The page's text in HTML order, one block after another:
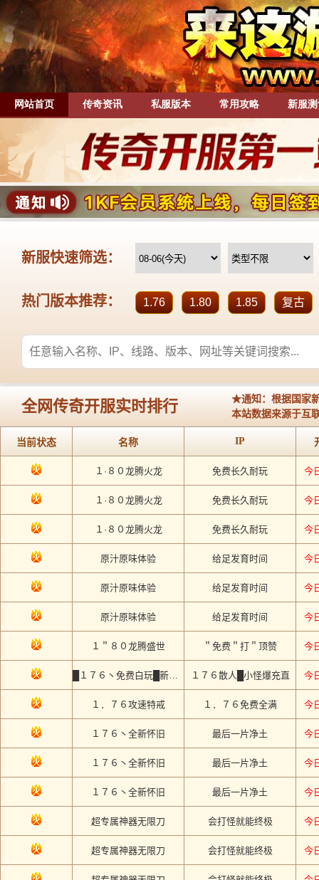
网站首页 传奇资讯 私服版本 常用攻略 新服